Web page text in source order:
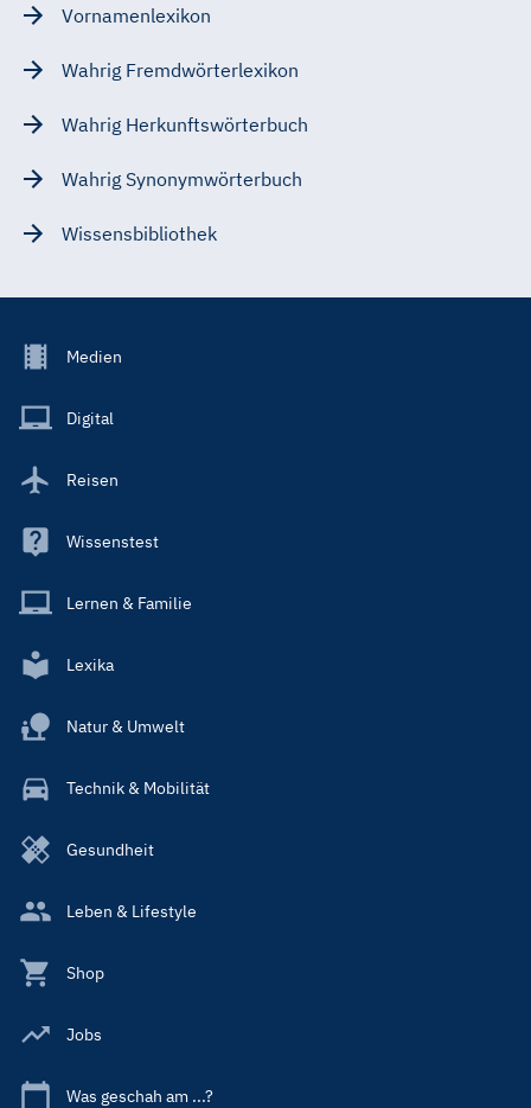
Vornamenlexikon
Wahrig Fremdwörterlexikon
Wahrig Herkunftswörterbuch
Wahrig Synonymwörterbuch
Wissensbibliothek
Footer
Main
Medien
Digital
Reisen
Wissenstest
Lernen & Familie
Lexika
Natur & Umwelt
Technik & Mobilität
Gesundheit
Leben & Lifestyle
Shop
Jobs
Was geschah am ...?